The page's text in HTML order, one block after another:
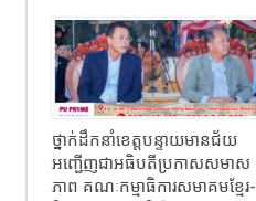
ថ្នាក់ដឹកនាំខេត្តបន្ទាយមានជ័យ
អញ្ជើញជាអធិបតីប្រកាសសមាស
ភាព គណៈកម្មាធិការសមាគមខ្មែរ-